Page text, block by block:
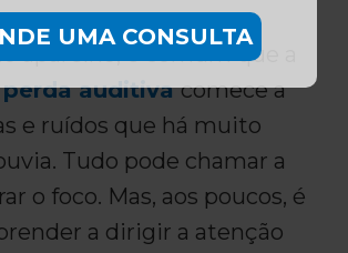
UMA CONSULTA
aparelho, é comum que a
perda auditivacomece a
e ruídos que há muito
Tudo pode chamar a
o foco. Mas, aos poucos, é
a dirigir a atenção